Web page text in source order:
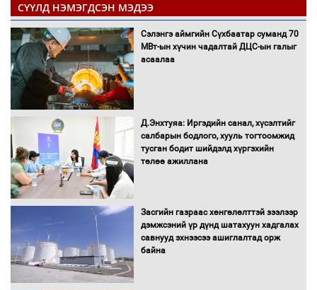
СҮҮЛД НЭМЭГДСЭН МЭДЭЭ
Сэлэнгэ аймгийн Сүхбаатар суманд 70
МВт-ын хүчин чадалтай ДЦС-ын галыг
асаалаа
Д.Энхтуяа: Иргэдийн санал, хүсэлтийг
салбарын бодлого, хууль тогтоомжид
тусган бодит шийдэлд хүргэхийн
төлөө ажиллана
Засгийн газраас хөнгөлөлттэй зээлээр
дэмжсэний үр дүнд шатахуун хадгалах
савнууд эхнээсээ ашиглалтад орж
байна